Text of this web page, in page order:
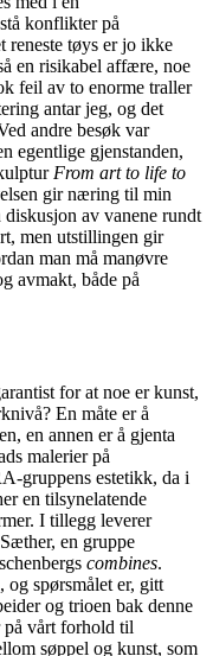
konflikter på
reneste tøys er jo ikke
en risikabel affære, noe
feil av to enorme traller
antar jeg, og det
andre besøk var
egentlige gjenstanden,
From art to life to
gir næring til min
av vanene rundt
men utstillingen gir
man må manøvre
avmakt, både på
for at noe er kunst,
En måte er å
en annen er å gjenta
malerier på
-gruppens estetikk, da i
en tilsynelatende
I tillegg leverer
en gruppe
combines.
spørsmålet er, gitt
og trioen bak denne
på vårt forhold til
søppel og kunst, som